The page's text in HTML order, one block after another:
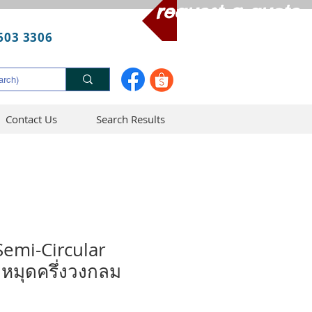
request a quote
3306
Contact Us Search Results
Circular
มุดครึ่งวงกลม